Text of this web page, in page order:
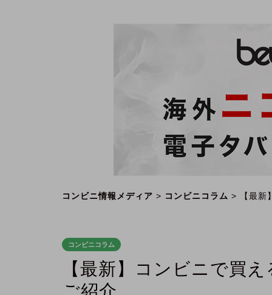
コンビニ情報メディア > コンビニコラム > 【最
コンビニコラム
【最新】コンビニで買
ご紹介